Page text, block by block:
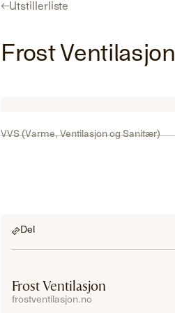
←Utstillerliste
Frost Ventilasjon
VVS (Varme, Ventilasjon og Sanitær)
Del
Frost Ventilasjon
frostventilasjon.no